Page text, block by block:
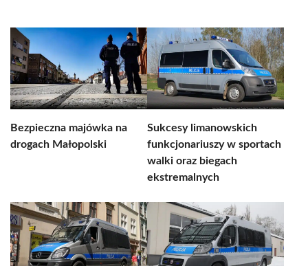
Bezpieczna majówka na
drogach Małopolski
Sukcesy limanowskich
funkcjonariuszy w sportach
walki oraz biegach
ekstremalnych